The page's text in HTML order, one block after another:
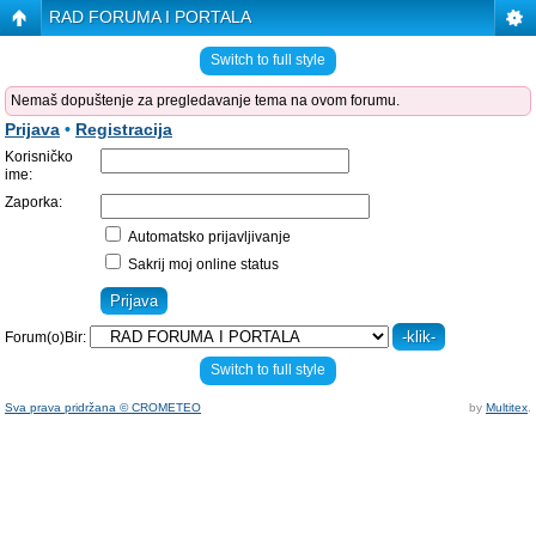
RAD FORUMA I PORTALA
Switch to full style
Nemaš dopuštenje za pregledavanje tema na ovom forumu.
Prijava • Registracija
Korisničko
ime:
Zaporka:
Automatsko prijavljivanje
Sakrij moj online status
Forum(o)Bir:
Switch to full style
Sva prava pridržana © CROMETEO by Multitex